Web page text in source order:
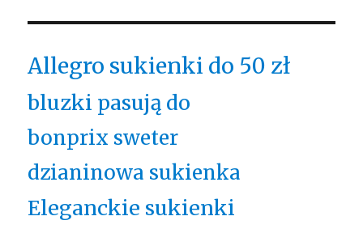
Allegro sukienki do 50 zł
bluzki pasują do
bonprix sweter
dzianinowa sukienka
Eleganckie sukienki